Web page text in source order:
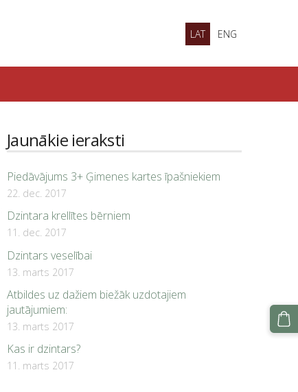
LAT ENG
Jaunākie ieraksti
Piedāvājums 3+ Ģimenes kartes īpašniekiem
22. dec. 2017
Dzintara krellītes bērniem
11. dec. 2017
Dzintars veselībai
13. marts 2017
Atbildes uz dažiem biežāk uzdotajiem
jautājumiem:
13. marts 2017
Kas ir dzintars?
11. marts 2017